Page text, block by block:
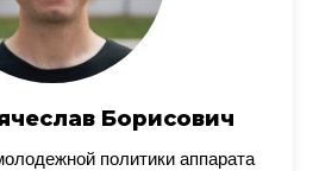
Борисович
политики аппарата